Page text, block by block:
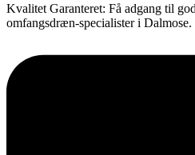
Kvalitet Garanteret: Få adgang til
omfangsdræn-specialister i Dalmose.